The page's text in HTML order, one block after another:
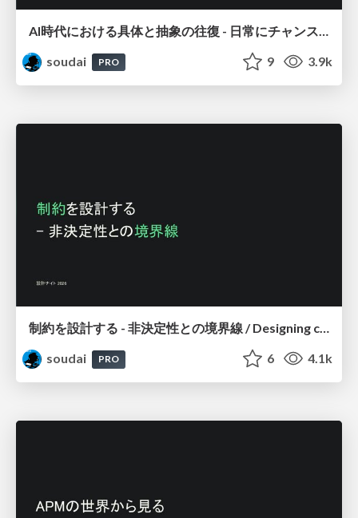
AI時代における具体と抽象の往復 - 日常にチャンスがある / Moving Between the Concrete
soudai
PRO 9 3.9k
制約を設計する - 非決定性との境界線 / Designing constraints
soudai
PRO 6 4.1k